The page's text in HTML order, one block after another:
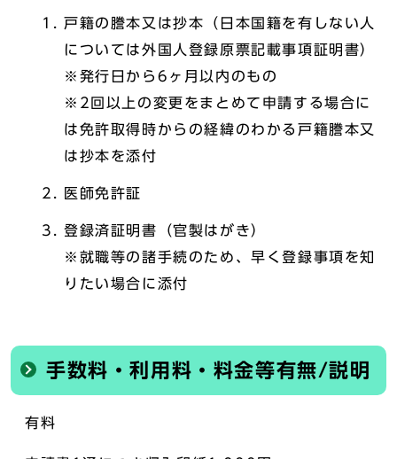
戸籍の謄本又は抄本（日本国籍を有しない人
については外国人登録原票記載事項証明書）
※発行日から6ヶ月以内のもの
※2回以上の変更をまとめて申請する場合に
は免許取得時からの経緯のわかる戸籍謄本又
は抄本を添付
医師免許証
登録済証明書（官製はがき）
※就職等の諸手続のため、早く登録事項を知
りたい場合に添付
手数料・利用料・料金等有無/説明
有料